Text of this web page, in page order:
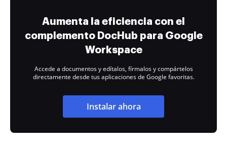
Aumenta la eficiencia con el
complemento DocHub para Google
Workspace
Accede a documentos y edítalos, fírmalos y compártelos
directamente desde tus aplicaciones de Google favoritas.
Instalar ahora